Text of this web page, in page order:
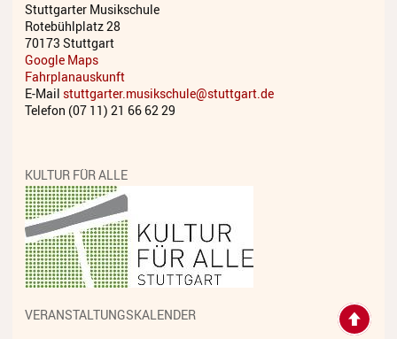
Standorte
Ermäßigungen
Fördermöglichkeiten
Mietinstrumente
Stuttgarter Musikschule
Rotebühlplatz 28
70173 Stuttgart
Google Maps
Fahrplanauskunft
E-Mail stuttgarter.musikschule@stuttgart.de
Telefon (07 11) 21 66 62 29
KULTUR FÜR ALLE
VERANSTALTUNGSKALENDER